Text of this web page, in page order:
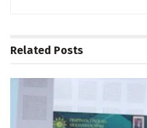
Related Posts